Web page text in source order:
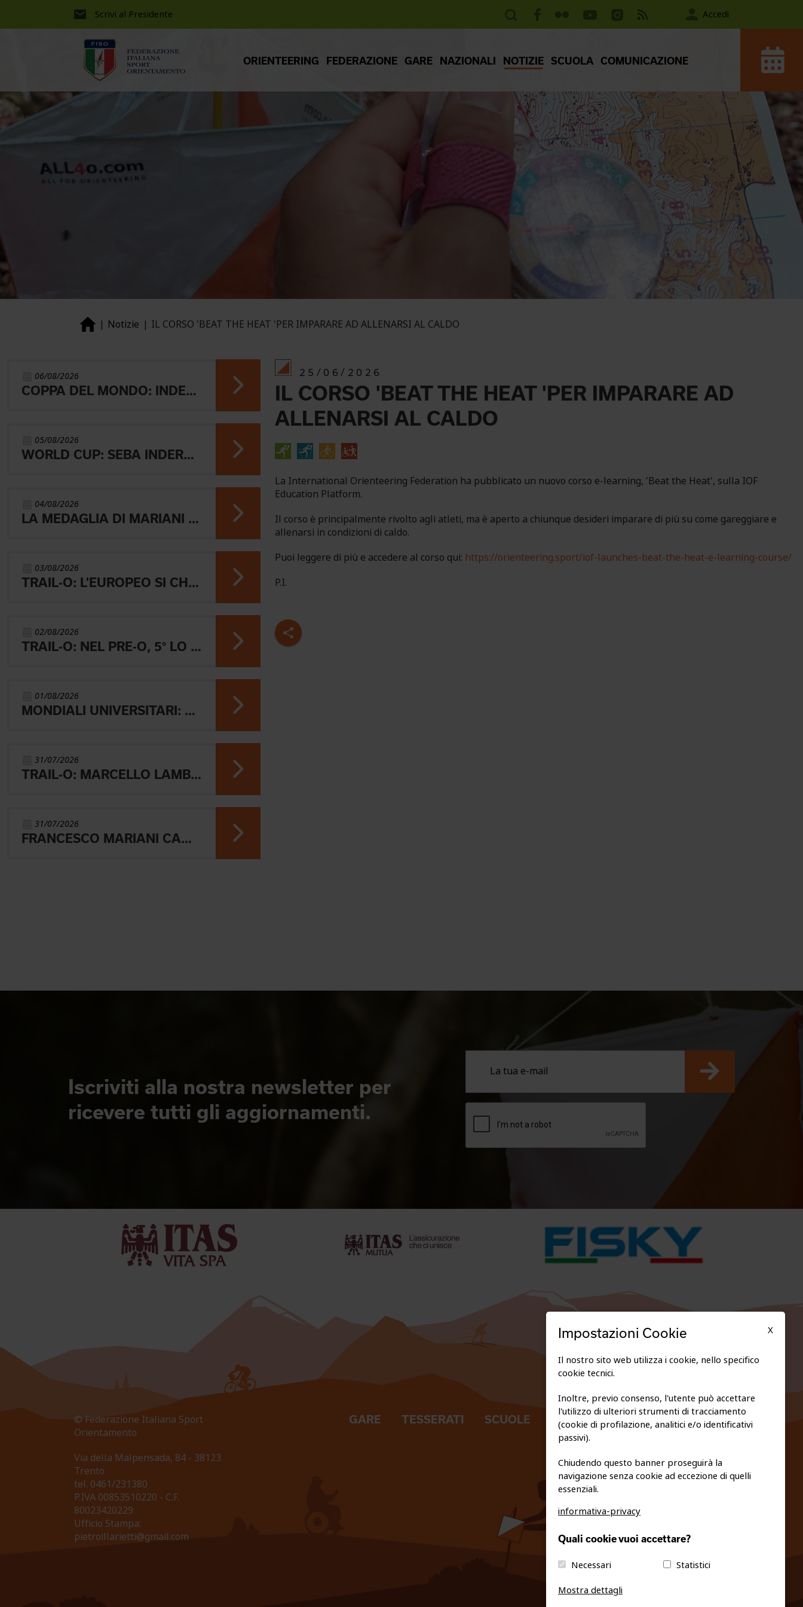
Scrivi al Presidente Accedi
ORIENTEERING FEDERAZIONE GARE NAZIONALI NOTIZIE SCUOLA COMUNICAZIONE
Notizie IL CORSO 'BEAT THE HEAT 'PER IMPARARE AD ALLENARSI AL CALDO
06/08/2026
COPPA DEL MONDO: INDERST 45° VINCONO AEBERSOLD E SVENSK
05/08/2026
WORLD CUP: SEBA INDERST ACCEDE ALLA FINALE A
04/08/2026
LA MEDAGLIA DI MARIANI E QUEL RICORDO CHE NON SVANISCE.
03/08/2026
TRAIL-O: L'EUROPEO SI CHIUDE CON L'ARGENTO JUNIOR, IL 4° PARALIMPICO E 5° OPEN
02/08/2026
TRAIL-O: NEL PRE-O, 5° LO JUNIOR LAMBERTINI E AARON GAIO 8°. NEI PARALIMPICI 20° GALVAN
01/08/2026
MONDIALI UNIVERSITARI: MARIANI CHIUDE 4° NELLA MIDDLE
31/07/2026
TRAIL-O: MARCELLO LAMBERTINI E' ARGENTO EUROPEO IN POLONIA
31/07/2026
FRANCESCO MARIANI CAMPIONE DEL MONDO UNIVERSITARIO NELLA SPRINT DI ORIENTEERING
25/06/2026
IL CORSO 'BEAT THE HEAT 'PER IMPARARE AD
ALLENARSI AL CALDO
La International Orienteering Federation ha pubblicato un nuovo corso e-learning, 'Beat the Heat', sulla IOF
Education Platform.
Il corso è principalmente rivolto agli atleti, ma è aperto a chiunque desideri imparare di più su come gareggiare e
allenarsi in condizioni di caldo.
Puoi leggere di più e accedere al corso qui: https://orienteering.sport/iof-launches-beat-the-heat-e-learning-course/
P.I.
Iscriviti alla nostra newsletter per
ricevere tutti gli aggiornamenti.
© Federazione Italiana Sport
Orientamento
Via della Malpensada, 84 - 38123
Trento
tel. 0461/231380
P.IVA 00853510220 - C.F.
80023420229
Ufficio Stampa:
pietroillarietti@gmail.com
GARE TESSERATI SCUOLE
FEDERAZIONE TRASPARENTE
PRIVACY E COOKIE POLICY
info@fiso.it |fiso@pec-mail.eu
X
Impostazioni Cookie
Il nostro sito web utilizza i cookie, nello specifico
cookie tecnici.
Inoltre, previo consenso, l'utente può accettare
l'utilizzo di ulteriori strumenti di tracciamento
(cookie di profilazione, analitici e/o identificativi
passivi).
Chiudendo questo banner proseguirà la
navigazione senza cookie ad eccezione di quelli
essenziali.
informativa-privacy
Quali cookie vuoi accettare?
Necessari
Statistici
Mostra dettagli